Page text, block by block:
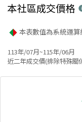
本社區成交價格
本表數值為系統運
113年/07月~115年/06月
近二年成交價(排除特殊關